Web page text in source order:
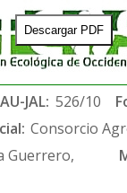
Descargar PDF
JAL: 526/10
Consorcio
Guerrero,